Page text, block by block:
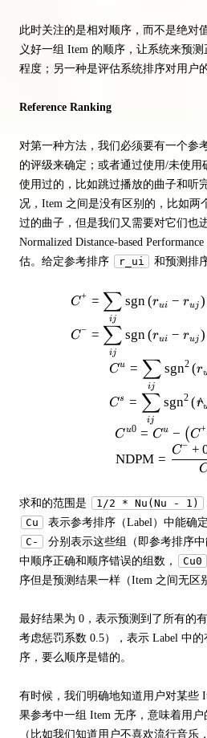
此时关注的是相对顺序，而不是绝对
义好一组 Item 的顺序，让系统来预
程度；另一种是评估系统排序对用户
Reference Ranking
对第一种方法，我们必须要有一个参
的评级来确定；或者通过使用/未使
使用过的，比如跳过播放的曲子和听
况，Item 之间是没有区别的，比如两
过的曲子，但是我们又需要对它们也
Normalized Distance-based
估。给定参考排序
r_ui 和预测排
C+ =
ij
∑ sgn(rui − ruj )
C− =
ij
∑ sgn(rui − ruj )
Cu =
ij
∑ sgn2 (r
Cs =
ij
∑ sgn2 (r
^
Cu0 = Cu − (C+
NDPM =
C− +
求和的范围是 1/2 * Nu(Nu - 1)
Cu
表示参考排序（Label）中能确
C-
分别表示这些组（即参考排序
中顺序正确和顺序错误的组数，
Cu0
序但是预测结果一样（Item 之间无区
最好结果为 0，表示预测到了所有的
考虑惩罚系数 0.5），表示 Label 中
序，要么顺序是错的。
有时候，我们明确地知道用户对某些
果参考中一组 Item 无序，意味着用
（比如我们知道用户不喜欢流行音乐